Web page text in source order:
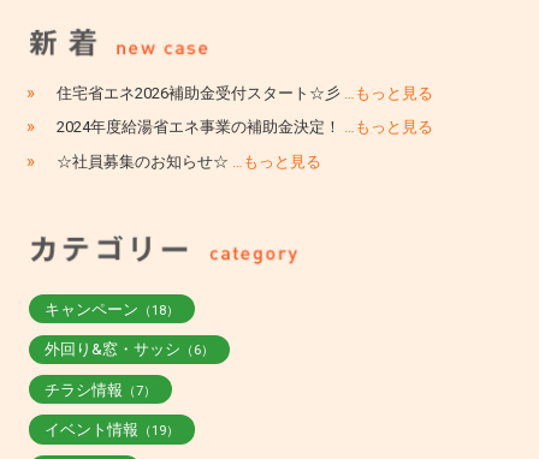
» 住宅省エネ2026補助金受付スタート☆彡 …もっと見る
» 2024年度給湯省エネ事業の補助金決定！ …もっと見る
» ☆社員募集のお知らせ☆ …もっと見る
キャンペーン （18）
外回り&窓・サッシ （6）
チラシ情報 （7）
イベント情報 （19）